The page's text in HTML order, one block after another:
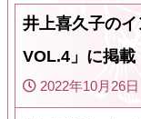
井上喜久子の
VOL.4」に掲載
2022年10月26日